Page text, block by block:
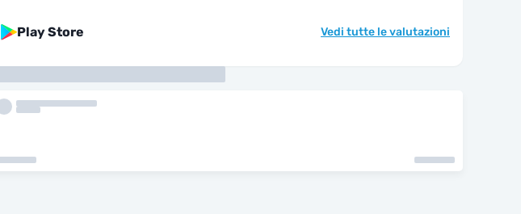
Play Store Vedi tutte le valutazioni